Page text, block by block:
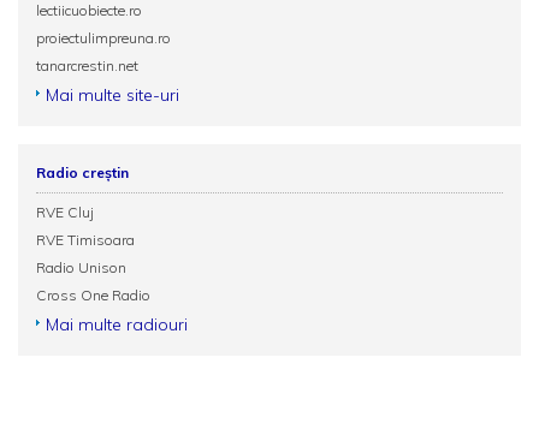
lectiicuobiecte.ro
proiectulimpreuna.ro
tanarcrestin.net
Mai multe site-uri
Radio creștin
RVE Cluj
RVE Timisoara
Radio Unison
Cross One Radio
Mai multe radiouri